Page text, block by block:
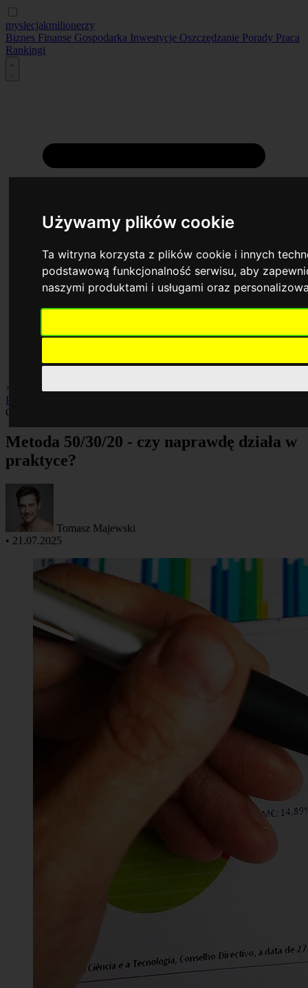
Używamy plików cookie
Ta witryna korzysta z plików cookie i innych
podstawową funkcjonalność serwisu,aby
naszymi produktami i usługami oraz
myslecjakmilionerzy
Biznes Finanse Gospodarka Inwestycje Oszczędzanie Porady Praca
Rankingi
× Biznes
Praca
Oszczędzanie
Metoda 50/30/20 - czy naprawdę działa w
praktyce?
Tomasz Majewski
• 21.07.2025